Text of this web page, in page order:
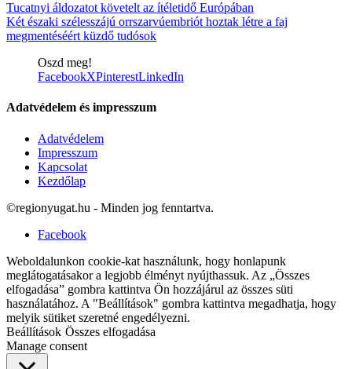
Tucatnyi áldozatot követelt az ítéletidő Európában
Két északi szélesszájú orrszarvúembriót hoztak létre a faj
megmentéséért küzdő tudósok
Oszd meg!
FacebookXPinterestLinkedIn
Adatvédelem és impresszum
Adatvédelem
Impresszum
Kapcsolat
Kezdőlap
©regionyugat.hu - Minden jog fenntartva.
Facebook
Weboldalunkon cookie-kat használunk, hogy honlapunk
meglátogatásakor a legjobb élményt nyújthassuk. Az „Összes
elfogadása” gombra kattintva Ön hozzájárul az összes süti
használatához. A "Beállítások" gombra kattintva megadhatja, hogy
melyik sütiket szeretné engedélyezni.
Beállítások Összes elfogadása
Manage consent